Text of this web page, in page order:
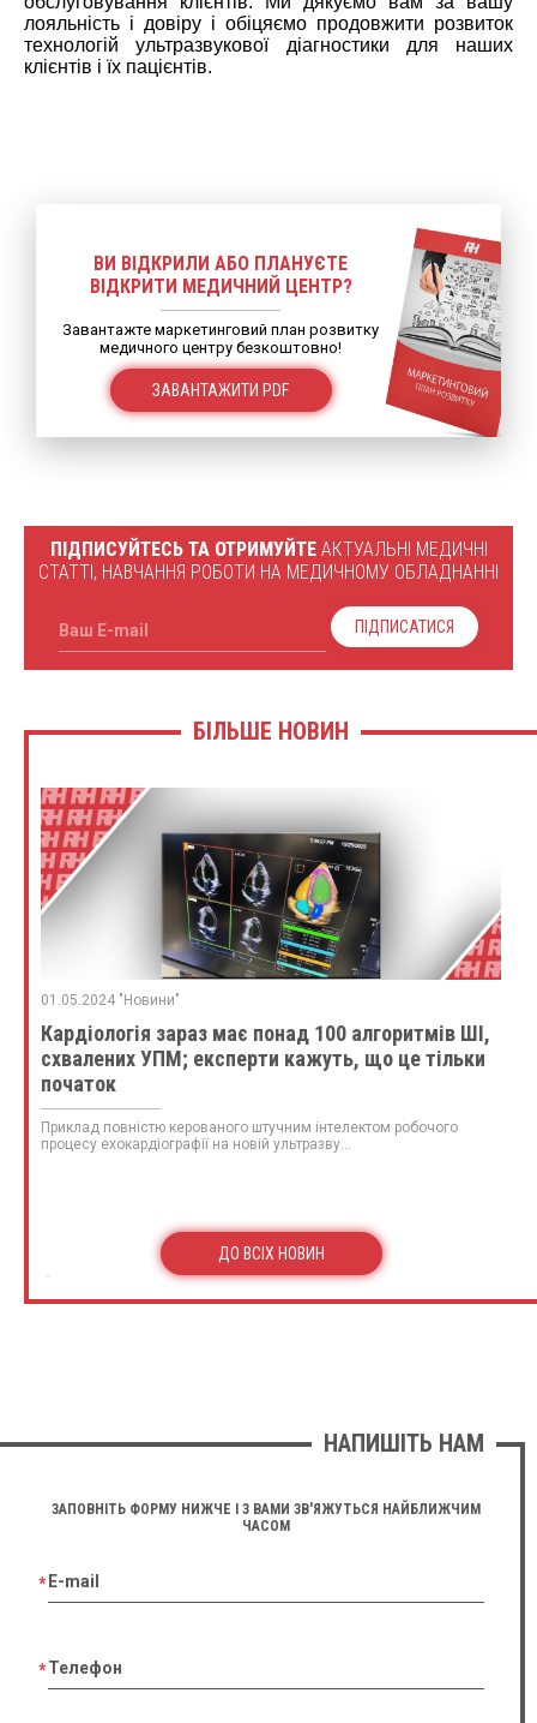
лояльність і довіру і обіцяємо продовжити розвиток
технологій ультразвукової діагностики для наших
клієнтів і їх пацієнтів.
ВИ ВІДКРИЛИ АБО ПЛАНУЄТЕ
ВІДКРИТИ МЕДИЧНИЙ ЦЕНТР?
Завантажте маркетинговий план розвитку
медичного центру безкоштовно!
ЗАВАНТАЖИТИ PDF
ПІДПИСУЙТЕСЬ ТА ОТРИМУЙТЕАКТУАЛЬНІ МЕДИЧНІ
СТАТТІ, НАВЧАННЯ РОБОТИ НА МЕДИЧНОМУ ОБЛАДНАННІ
Ваш E-mail ПІДПИСАТИСЯ
БІЛЬШЕ НОВИН
01.05.2024 "Новини"
Кардіологія зараз має понад 100 алгоритмів ШІ,
схвалених УПМ; експерти кажуть, що це тільки
початок
Приклад повністю керованого штучним інтелектом робочого
процесу ехокардіографії на новій ультразву...
ДО ВСІХ НОВИН
НАПИШІТЬ НАМ
ЗАПОВНІТЬ ФОРМУ НИЖЧЕ І З ВАМИ ЗВ'ЯЖУТЬСЯ НАЙБЛИЖЧИМ
ЧАСОМ
E-mail
Телефон